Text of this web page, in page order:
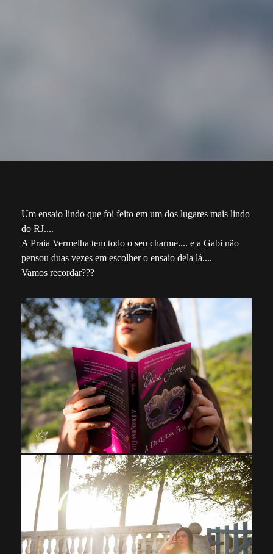
Um ensaio lindo que foi feito em um dos lugares mais lindo
do RJ....
A Praia Vermelha tem todo o seu charme.... e a Gabi não
pensou duas vezes em escolher o ensaio dela lá....
Vamos recordar???